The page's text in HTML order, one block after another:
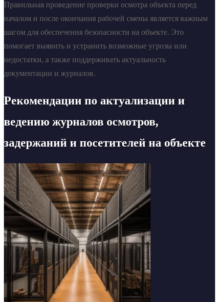
Правильная проведение проверки осмотра объекта перед
началом и после окончания рабочей смены является важным
шагом для обеспечения безопасности на объекте. Это
помогает выявить и устранить возможные угрозы или
недостатки, а также поддерживать актуальность
документации и журналов.
Рекомендации по актуализации и
ведению журналов осмотров,
задержаний и посетителей на объекте